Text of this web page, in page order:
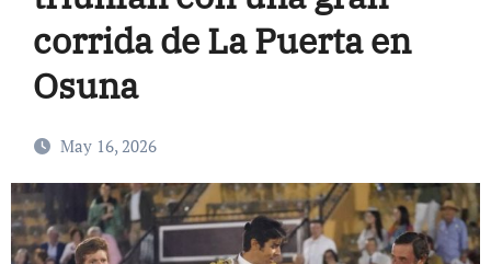
corrida de La Puerta en
Osuna
May 16, 2026